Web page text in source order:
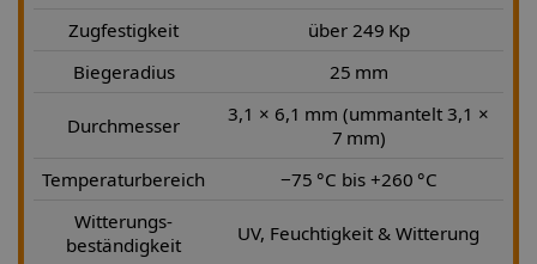
Zugfestigkeit
über 249 Kp
Biegeradius
25 mm
Durchmesser
3,1 × 6,1 mm (ummantelt 3,1 ×
7 mm)
Temperaturbereich
−75 °C bis +260 °C
Witterungs-
beständigkeit
UV, Feuchtigkeit & Witterung